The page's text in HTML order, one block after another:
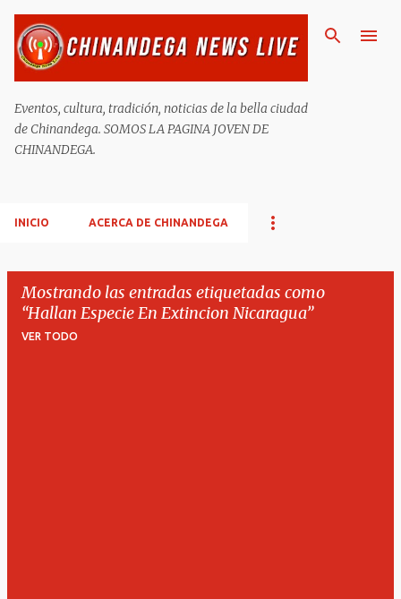
Eventos, cultura, tradición, noticias de la bella ciudad
de Chinandega. SOMOS LA PAGINA JOVEN DE
CHINANDEGA.
INICIO ACERCA DE CHINANDEGA
Mostrando las entradas etiquetadas como
Hallan Especie En Extincion Nicaragua
VER TODO